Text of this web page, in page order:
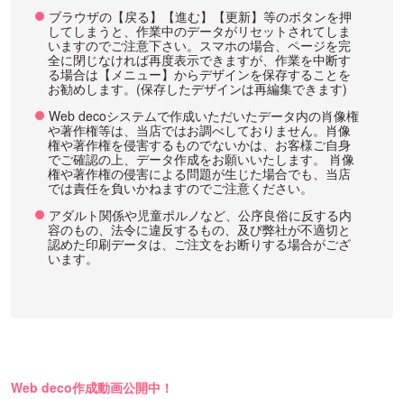
ブラウザの【戻る】【進む】【更新】等のボタンを押
してしまうと、作業中のデータがリセットされてしま
いますのでご注意下さい。スマホの場合、ページを完
全に閉じなければ再度表示できますが、作業を中断す
る場合は【メニュー】からデザインを保存することを
お勧めします。(保存したデザインは再編集できます)
Web decoシステムで作成いただいたデータ内の肖像権
や著作権等は、当店ではお調べしておりません。肖像
権や著作権を侵害するものでないかは、お客様ご自身
でご確認の上、データ作成をお願いいたします。 肖像
権や著作権の侵害による問題が生じた場合でも、当店
では責任を負いかねますのでご注意ください。
アダルト関係や児童ポルノなど、公序良俗に反する内
容のもの、法令に違反するもの、及び弊社が不適切と
認めた印刷データは、ご注文をお断りする場合がござ
います。
Web deco作成動画公開中！